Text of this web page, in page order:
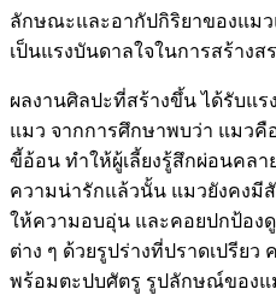
ลักษณะและอากัปกิริยาของแม
เป็นแรงบันดาลใจในการสร้าง
ผลงานศิลปะที่สร้างขึ้น ได้รับแร
แมว จากการศึกษาพบว่า แมวคื
ขี้อ้อน ทำให้ผู้เลี้ยงรู้สึกผ่อนคล
ความน่ารักแล้วนั้น แมวยังคง
ให้ความอบอุ่น และคอยปกป้อง
ต่าง ๆ ด้วยรูปร่างที่ปราดเปรีย
พร้อมตะปบศัตรู รูปลักษณ์ของ